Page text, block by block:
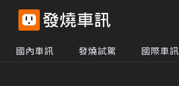
國內車訊 發燒試駕 國際車訊